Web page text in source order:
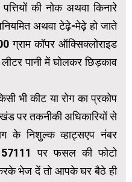
की नोक अथवा किनारे
अथवा टेढ़े-मेढ़े हो जाते
ग्राम कॉपर ऑक्सिक्लोराइड
पानी में घोलकर छिड़काव
भी कीट या रोग का प्रकोप
पर तकनीकी अधिकारियों से
के निशुल्क व्हाट्सएप नंबर
पर फसल की फोटो
भेज दें तो आपके घर बैठे ही